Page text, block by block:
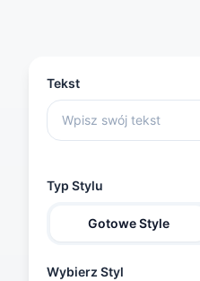
Tekst
Typ Stylu
Gotowe Style
Wybierz Styl